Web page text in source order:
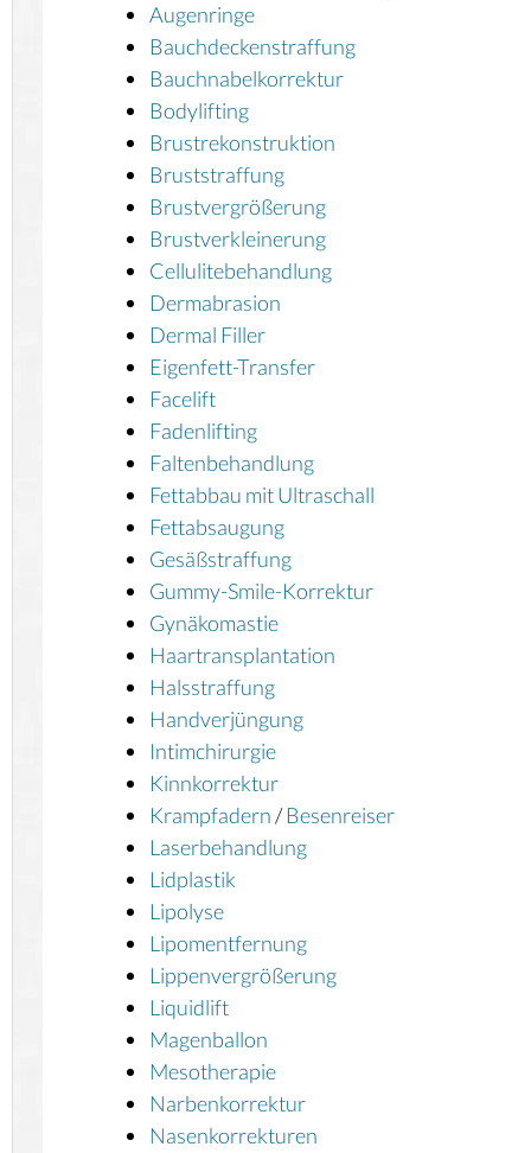
Augenringe
Bauchdeckenstraffung
Bauchnabelkorrektur
Bodylifting
Brustrekonstruktion
Bruststraffung
Brustvergrößerung
Brustverkleinerung
Cellulitebehandlung
Dermabrasion
Dermal Filler
Eigenfett-Transfer
Facelift
Fadenlifting
Faltenbehandlung
Fettabbau mit Ultraschall
Fettabsaugung
Gesäßstraffung
Gummy-Smile-Korrektur
Gynäkomastie
Haartransplantation
Halsstraffung
Handverjüngung
Intimchirurgie
Kinnkorrektur
Krampfadern/Besenreiser
Laserbehandlung
Lidplastik
Lipolyse
Lipomentfernung
Lippenvergrößerung
Liquidlift
Magenballon
Mesotherapie
Narbenkorrektur
Nasenkorrekturen